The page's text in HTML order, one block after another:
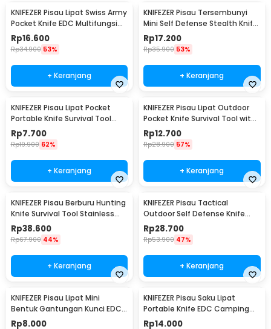
KNIFEZER Pisau Lipat Swiss Army
Pocket Knife EDC Multifungsi
11in1 - A3011
Rp16.600
Rp34.900 53%
+ Keranjang
KNIFEZER Pisau Tersembunyi
Mini Self Defense Stealth Knife
Steel - H19
Rp17.200
Rp35.900 53%
+ Keranjang
KNIFEZER Pisau Lipat Pocket
Portable Knife Survival Tool
EDC Stainless - H18
Rp7.700
Rp19.900 62%
+ Keranjang
KNIFEZER Pisau Lipat Outdoor
Pocket Knife Survival Tool with
Carabiner - W24
Rp12.700
Rp28.900 57%
+ Keranjang
KNIFEZER Pisau Berburu Hunting
Knife Survival Tool Stainless
Steel - BUCK076
Rp38.600
Rp67.900 44%
+ Keranjang
KNIFEZER Pisau Tactical
Outdoor Self Defense Knife
Stainless Steel - D578M
Rp28.700
Rp53.900 47%
+ Keranjang
KNIFEZER Pisau Lipat Mini
Bentuk Gantungan Kunci EDC
Stainless Steel - MKE13
Rp8.000
KNIFEZER Pisau Saku Lipat
Portable Knife EDC Camping
Survival Steel - CS-ZDD01
Rp14.000